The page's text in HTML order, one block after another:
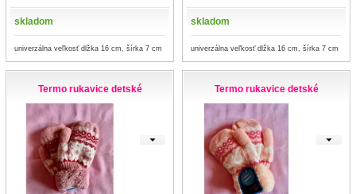
skladom
univerzálna veľkosť dlžka 16 cm, šírka 7 cm
skladom
univerzálna veľkosť dlžka 16 cm, šírka 7 cm
Termo rukavice detské Termo rukavice detské